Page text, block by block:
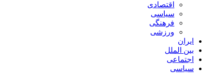
اقتصادی
سیاسی
فرهنگی
ورزشی
ایران
بین الملل
اجتماعی
سیاسی